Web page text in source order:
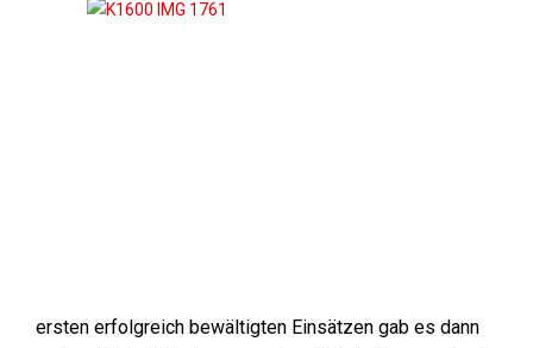
ersten erfolgreich bewältigten Einsätzen gab es dann